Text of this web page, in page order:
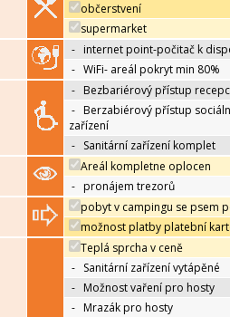
občerstvení
supermarket
- internet point-počitač k
- WiFi- areál pokryt min 80%
- Bezbariérový přístup
- Berzabiérový přístup
zařízení
- Sanitární zařízení komplet
Areál kompletne oplocen
- pronájem trezorů
pobyt v campingu se psem
možnost platby platební
Teplá sprcha v ceně
- Sanitární zařízení vytápěné
- Možnost vaření pro hosty
- Mrazák pro hosty